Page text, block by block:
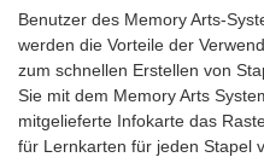
Benutzer des Memory Arts-
werden die Vorteile der
zum schnellen Erstellen von
Sie mit dem Memory Arts
mitgelieferte Infokarte das
für Lernkarten für jeden Stapel